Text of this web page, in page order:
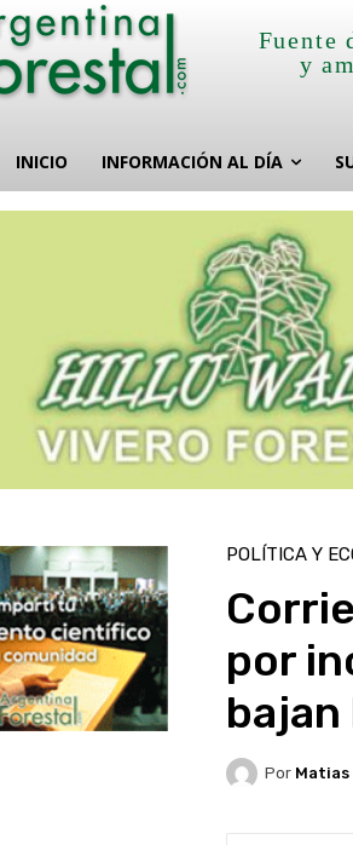
Fuente
y
INICIO INFORMACIÓN AL DÍA
POLÍTICA Y
por
Por Matias